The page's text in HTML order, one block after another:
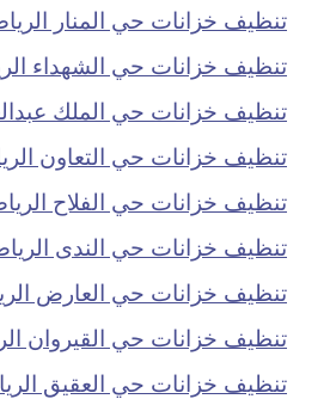
تنظيف خزانات حي المنار
تنظيف خزانات حي الشهداء
تنظيف خزانات حي الملك
تنظيف خزانات حي التعاون
تنظيف خزانات حي الفلاح
تنظيف خزانات حي الندى
تنظيف خزانات حي العارض
تنظيف خزانات حي القيروان
تنظيف خزانات حي العقيق